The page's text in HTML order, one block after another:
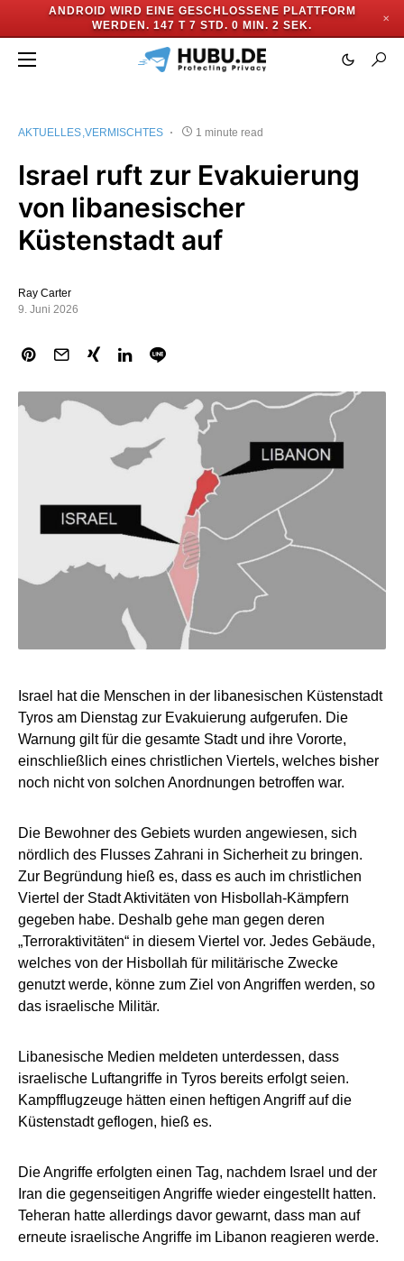
ANDROID WIRD EINE GESCHLOSSENE PLATTFORM
WERDEN. 147 T 7 STD. 0 MIN. 1 SEK.
✕
AKTUELLES VERMISCHTES 1 minute read
Israel ruft zur Evakuierung
von libanesischer
Küstenstadt auf
Ray Carter
9. Juni 2026
Israel hat die Menschen in der libanesischen Küstenstadt
Tyros am Dienstag zur Evakuierung aufgerufen. Die
Warnung gilt für die gesamte Stadt und ihre Vororte,
einschließlich eines christlichen Viertels, welches bisher
noch nicht von solchen Anordnungen betroffen war.
Die Bewohner des Gebiets wurden angewiesen, sich
nördlich des Flusses Zahrani in Sicherheit zu bringen.
Zur Begründung hieß es, dass es auch im christlichen
Viertel der Stadt Aktivitäten von Hisbollah-Kämpfern
gegeben habe. Deshalb gehe man gegen deren
„Terroraktivitäten“ in diesem Viertel vor. Jedes Gebäude,
welches von der Hisbollah für militärische Zwecke
genutzt werde, könne zum Ziel von Angriffen werden, so
das israelische Militär.
Libanesische Medien meldeten unterdessen, dass
israelische Luftangriffe in Tyros bereits erfolgt seien.
Kampfflugzeuge hätten einen heftigen Angriff auf die
Küstenstadt geflogen, hieß es.
Die Angriffe erfolgten einen Tag, nachdem Israel und der
Iran die gegenseitigen Angriffe wieder eingestellt hatten.
Teheran hatte allerdings davor gewarnt, dass man auf
erneute israelische Angriffe im Libanon reagieren werde.